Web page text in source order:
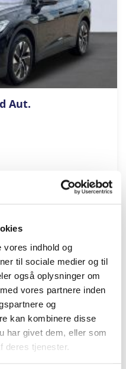
vores indhold og
til sociale medier og til
også oplysninger om
vores partnere inden
og
kan kombinere disse
har givet dem, eller som
deres tjenester.
Aut.